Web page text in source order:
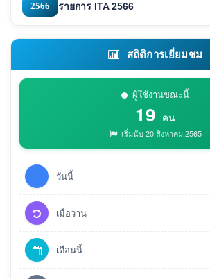
2566 รายการ ITA 2566
สถิติการเยี่ยมชม
ผู้ใช้งานขณะนี้
19 คน
เริ่มนับ 20 สิงหาคม 2565
วันนี้
เมื่อวาน
เดือนนี้